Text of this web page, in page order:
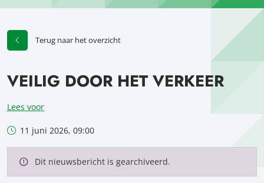
Terug naar het overzicht
VEILIG DOOR HET VERKEER
Lees voor
11 juni 2026, 09:00
Dit nieuwsbericht is gearchiveerd.